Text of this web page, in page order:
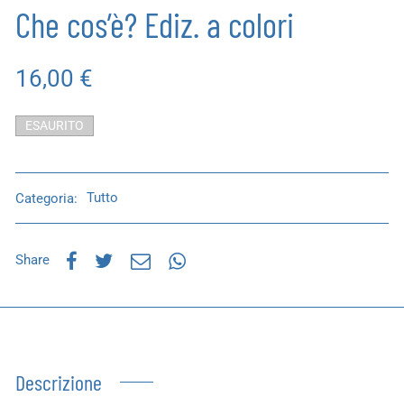
Che cos’è? Ediz. a colori
16,00 €
ESAURITO
Categoria: Tutto
Share
Descrizione